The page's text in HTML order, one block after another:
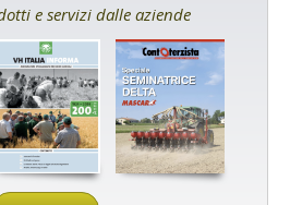
e servizi dalle aziende